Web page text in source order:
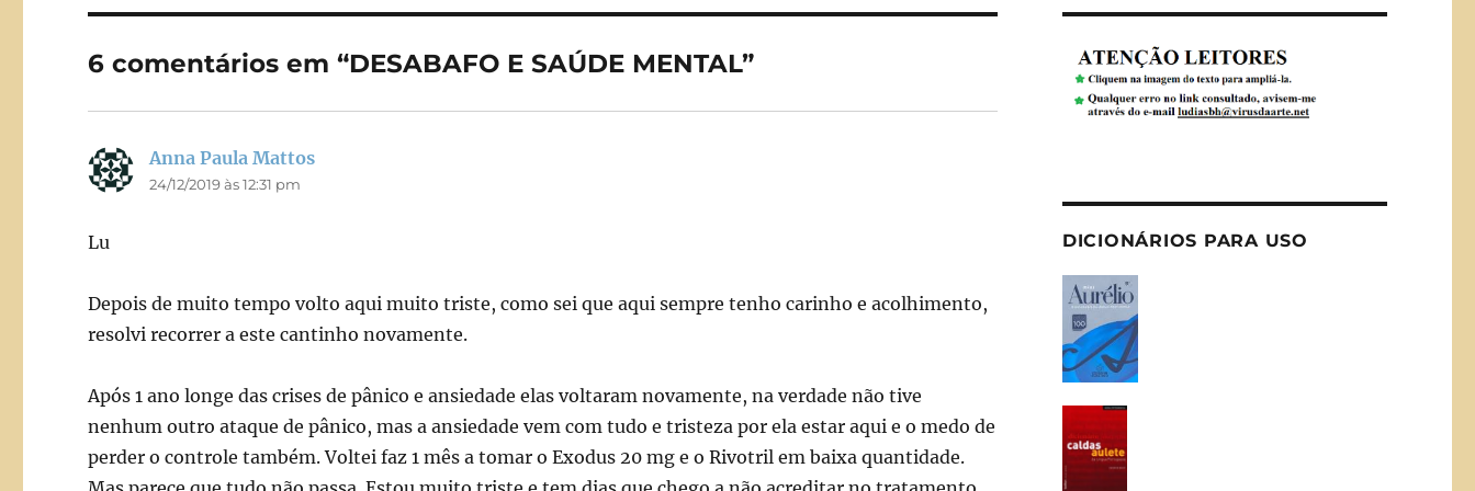
o
k
n
6 comentários em “DESABAFO E SAÚDE MENTAL”
Anna Paula Mattos
24/12/2019 às 12:31 pm
Lu
Depois de muito tempo volto aqui muito triste, como sei que aqui sempre tenho carinho e acolhimento,
resolvi recorrer a este cantinho novamente.
Após 1 ano longe das crises de pânico e ansiedade elas voltaram novamente, na verdade não tive
nenhum outro ataque de pânico, mas a ansiedade vem com tudo e tristeza por ela estar aqui e o medo de
perder o controle também. Voltei faz 1 mês a tomar o Exodus 20 mg e o Rivotril em baixa quantidade.
DICIONÁRIOS PARA USO